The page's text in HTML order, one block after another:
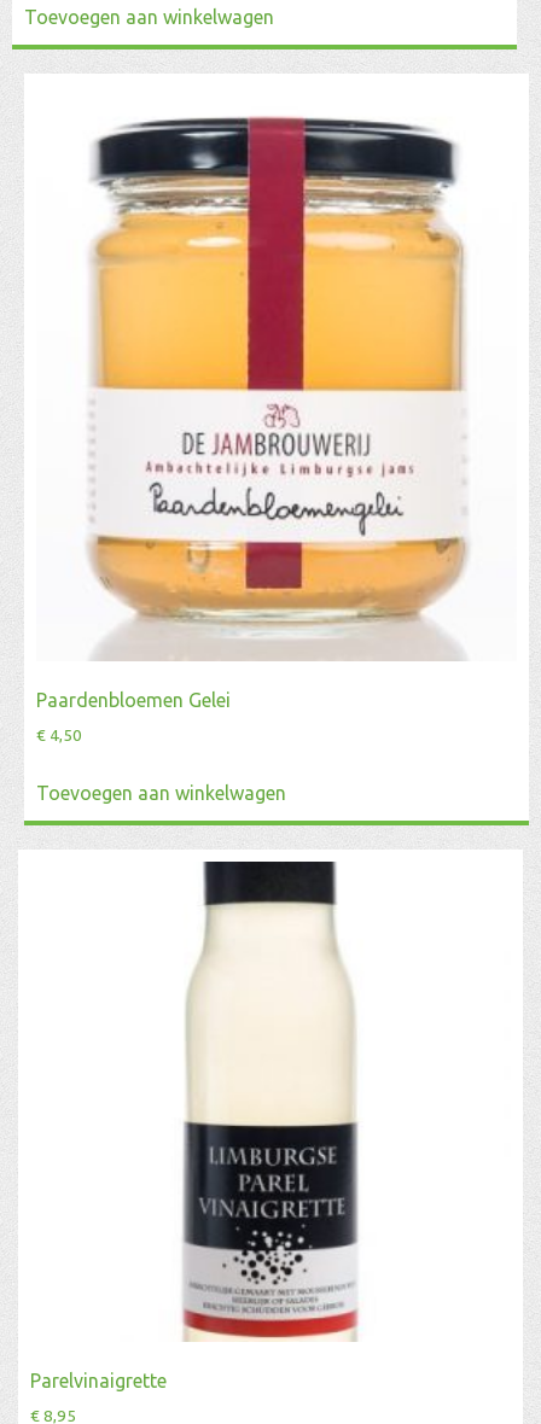
Toevoegen aan winkelwagen
Paardenbloemen Gelei
€ 4,50
Toevoegen aan winkelwagen
Parelvinaigrette
€8,95